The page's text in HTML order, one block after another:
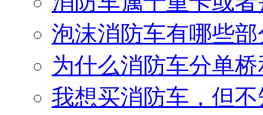
泡沫消防车有哪些
为什么消防车分单
我想买消防车，但